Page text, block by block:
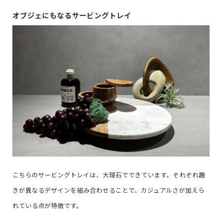
オブジェにもなるサービングトレイ
こちらのサービングトレイは、大理石でできています。それぞれ趣
きが異なるデザインを組み合わせることで、カジュアルさが加えら
れている点が特徴です。